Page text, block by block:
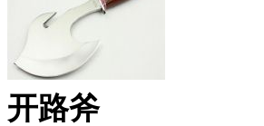
开路斧